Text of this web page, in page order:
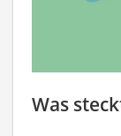
Was